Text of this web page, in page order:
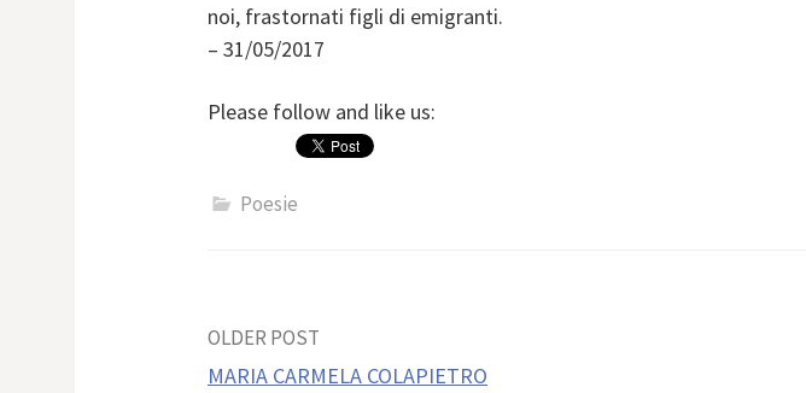
noi, frastornati figli di emigranti.
– 31/05/2017
Please follow and like us:
Poesie
Post
OLDER POST
MARIA CARMELA COLAPIETRO